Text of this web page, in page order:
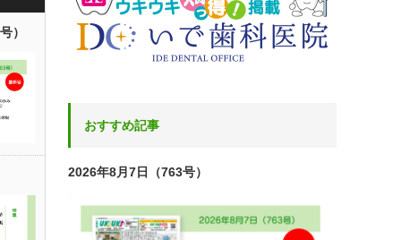
）
おすすめ記事
2026年8月7日（763号）